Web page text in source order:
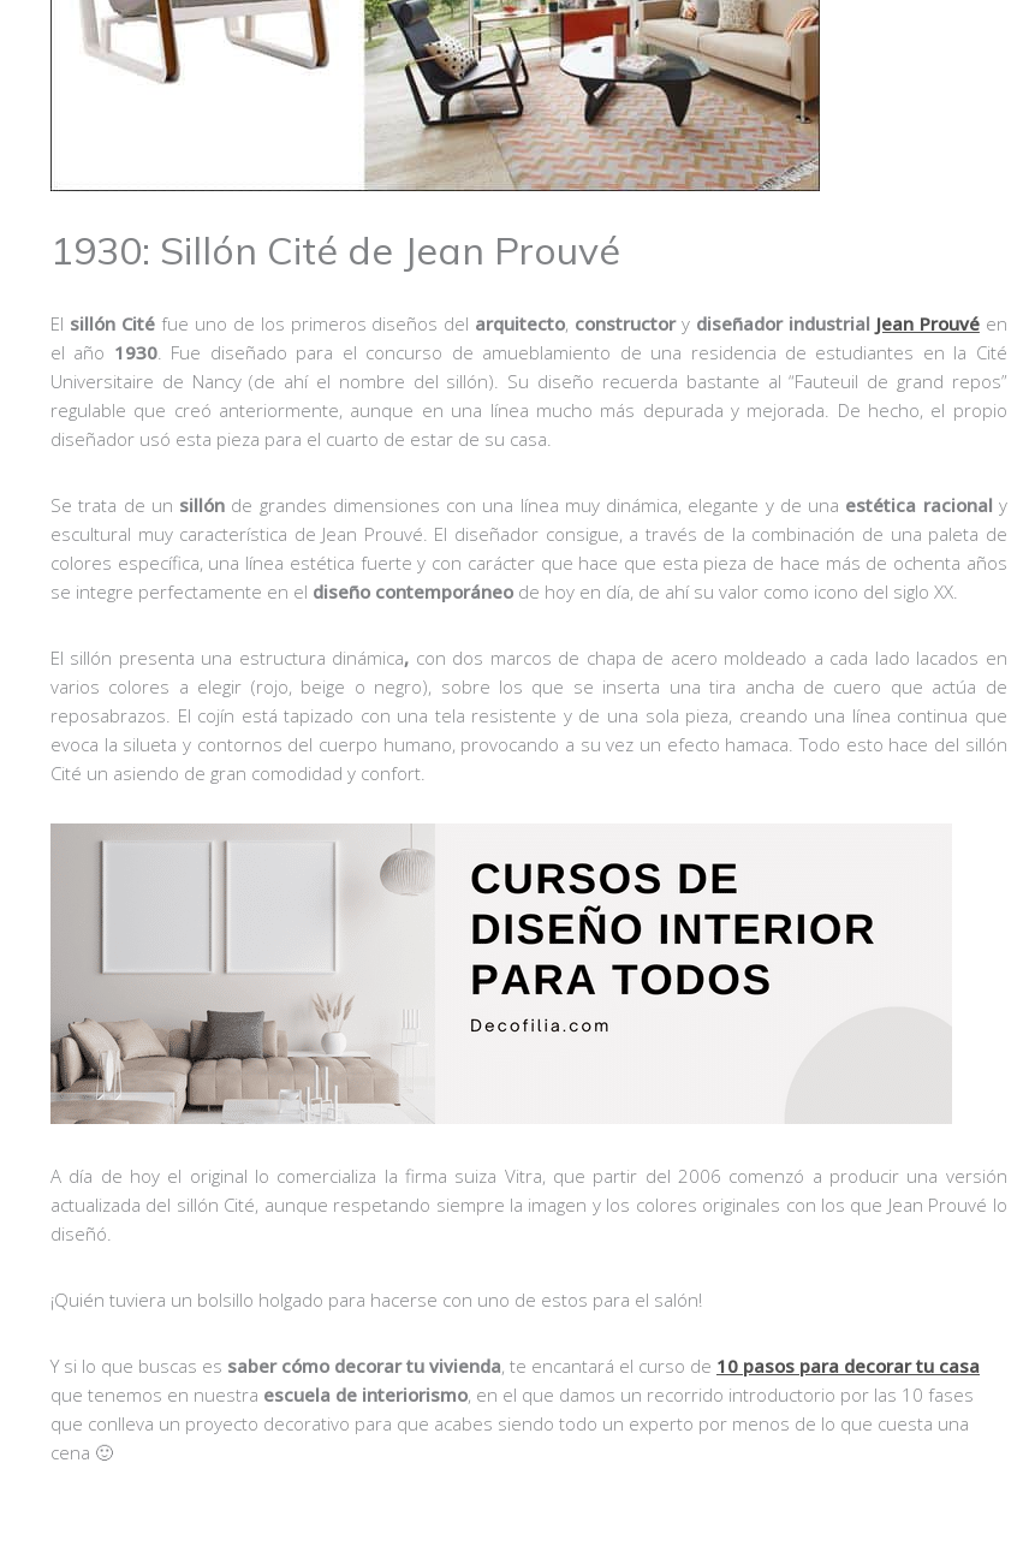
1930: Sillón Cité de Jean Prouvé
El sillón Citéfue uno de los primeros diseños del arquitecto, constructory diseñador industrial Jean Prouvéen
el año 1930. Fue diseñado para el concurso de amueblamiento de una residencia de estudiantes en la Cité
Universitaire de Nancy (de ahí el nombre del sillón). Su diseño recuerda bastante al “Fauteuil de grand repos”
regulable que creó anteriormente, aunque en una línea mucho más depurada y mejorada. De hecho, el propio
diseñador usó esta pieza para el cuarto de estar de su casa.
Se trata de un sillón de grandes dimensiones con una línea muy dinámica, elegante y de una estética racional y
escultural muy característica de Jean Prouvé. El diseñador consigue, a través de la combinación de una paleta de
colores específica, una línea estética fuerte y con carácter que hace que esta pieza de hace más de ochenta años
se integre perfectamente en el diseño contemporáneo de hoy en día, de ahí su valor como icono del siglo XX.
El sillón presenta una estructura dinámica, con dos marcos de chapa de acero moldeado a cada lado lacados en
varios colores a elegir (rojo, beige o negro), sobre los que se inserta una tira ancha de cuero que actúa de
reposabrazos. El cojín está tapizado con una tela resistente y de una sola pieza, creando una línea continua que
evoca la silueta y contornos del cuerpo humano, provocando a su vez un efecto hamaca. Todo esto hace del sillón
Cité un asiendo de gran comodidad y confort.
A día de hoy el original lo comercializa la firma suiza Vitra, que partir del 2006 comenzó a producir una versión
actualizada del sillón Cité, aunque respetando siempre la imagen y los colores originales con los que Jean Prouvé lo
diseñó.
¡Quién tuviera un bolsillo holgado para hacerse con uno de estos para el salón!
Y si lo que buscas es saber cómo decorar tu vivienda, te encantará el curso de 10 pasos para decorar tu casa
que tenemos en nuestra escuela de interiorismo, en el que damos un recorrido introductorio por las 10 fases
que conlleva un proyecto decorativo para que acabes siendo todo un experto por menos de lo que cuesta una
cena 🙂